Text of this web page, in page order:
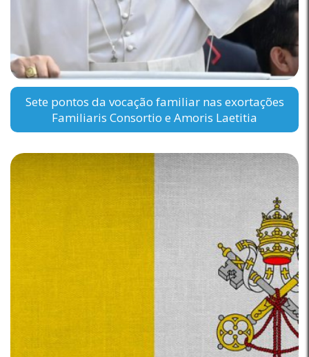
Sete pontos da vocação familiar nas exortações
Familiaris Consortio e Amoris Laetitia